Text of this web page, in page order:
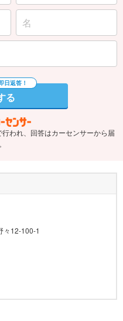
る
われ、回答はカーセンサーから届
々12-100-1